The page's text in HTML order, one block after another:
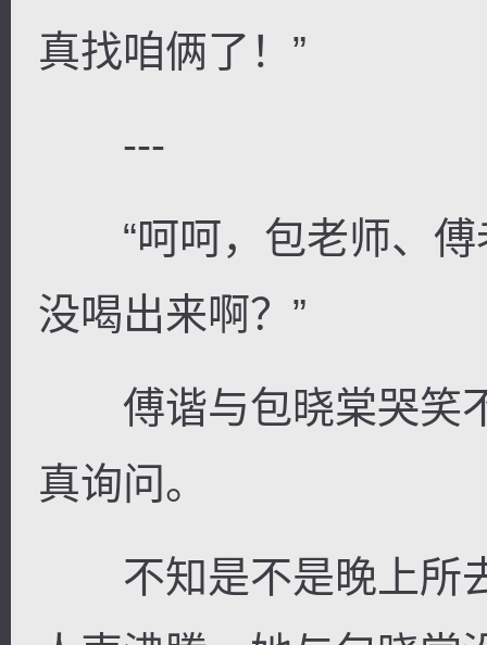
真找咱俩了！”
---
“呵呵，包老师、傅
没喝出来啊？”
傅谐与包晓棠哭笑
真询问。
不知是不是晚上所